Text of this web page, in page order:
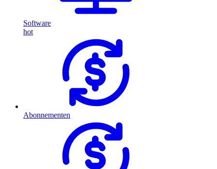
Software
hot
Abonnementen